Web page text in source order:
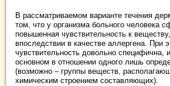
В рассматриваемом варианте течения
том, что у организма больного человека
повышенная чувствительность к
впоследствии в качестве аллергена. При
чувствительность довольно специфична,
основном в отношении одного лишь
(возможно – группы веществ,
химическим строением составляющих).